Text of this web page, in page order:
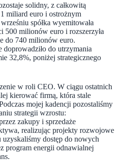
solidny, z całkowitą
miliard euro i ostrożnym
spółka wyemitowała
500 milionów euro i rozszerzyła
do 740 milionów euro.
doprowadziło do utrzymania
32,8%, poniżej strategicznego
w roli CEO. W ciągu ostatnich
kierować firmą, która stale
mojej kadencji pozostaliśmy
strategii wzrostu:
zakupy i sprzedaże
realizując projekty rozwojowe
uzyskaliśmy dostęp do nowych
program energii odnawialnej